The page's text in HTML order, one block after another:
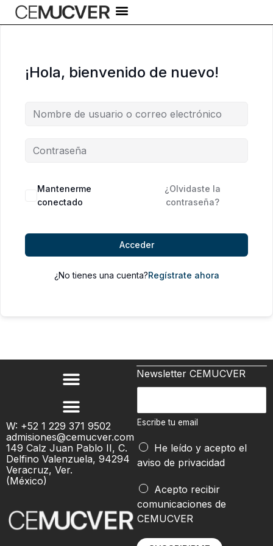
al
¡Hola, bienvenido de nuevo!
Alternative:
Mantenerme
conectado
¿Olvidaste la
contraseña?
Acceder
¿No tienes una cuenta?Regístrate ahora
W: +52 1 229 371 9502
admisiones@cemucver.com
149 Calz Juan Pablo II, C.
Delfino Valenzuela, 94294
Veracruz, Ver.
(México)
Newsletter CEMUCVER
c
i
b
e
u
e
m
Escribe tu email
He leído y acepto el
aviso de privacidad
t
Acepto recibir
comunicaciones de
CEMUCVER